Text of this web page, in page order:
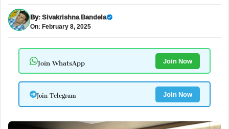
By:Sivakrishna Bandela
On: February 8, 2025
Join WhatsApp Join Now
Join Telegram Join Now